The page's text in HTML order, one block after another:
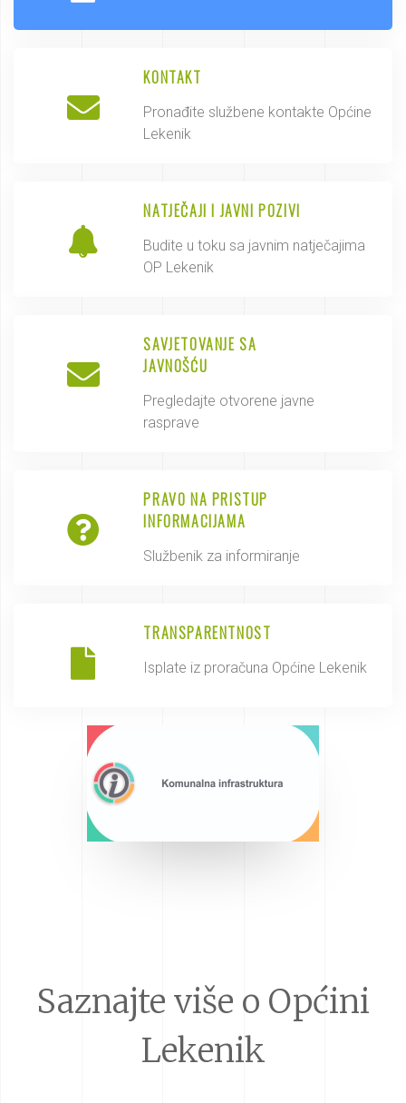
KONTAKT
Pronađite službene kontakte Općine
Lekenik
NATJEČAJI I JAVNI POZIVI
Budite u toku sa javnim natječajima
OP Lekenik
SAVJETOVANJE SA
JAVNOŠĆU
Pregledajte otvorene javne
rasprave
PRAVO NA PRISTUP
INFORMACIJAMA
Službenik za informiranje
TRANSPARENTNOST
Isplate iz proračuna Općine Lekenik
Saznajte više o Općini
Lekenik